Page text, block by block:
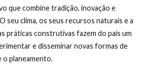
que combine tradição, inovação e
seu clima, os seus recursos naturais e a
práticas construtivas fazem do país um
e disseminar novas formas de
o planeamento.